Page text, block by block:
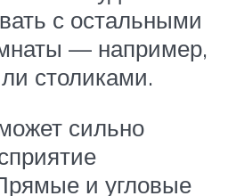
с остальными
— например,
столиками.
сильно
и угловые